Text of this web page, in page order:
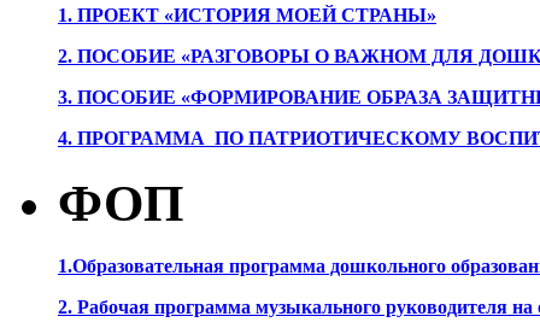
1. ПРОЕКТ «ИСТОРИЯ МОЕЙ СТРАНЫ»
2. ПОСОБИЕ «РАЗГОВОРЫ О ВАЖНОМ ДЛЯ
3. ПОСОБИЕ «ФОРМИРОВАНИЕ ОБРАЗА
4. ПРОГРАММА ПО ПАТРИОТИЧЕСКОМУ
ФОП
1.Образовательная программа дошкольного
2. Рабочая программа музыкального руководителя